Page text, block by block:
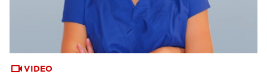
VIDEO